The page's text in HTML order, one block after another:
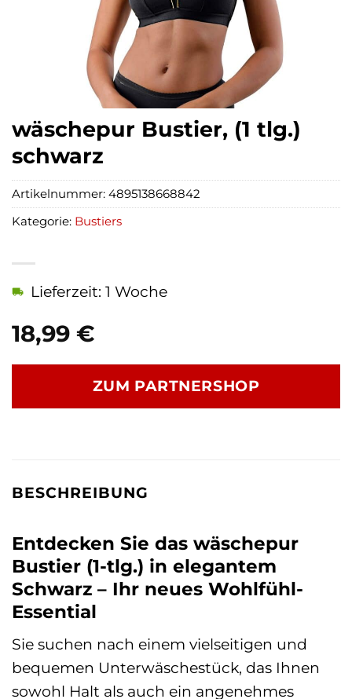
wäschepur Bustier, (1 tlg.)
schwarz
18,99 €
Lieferzeit: 1 Woche
ZUM PARTNERSHOP
Artikelnummer: 4895138668842
Kategorie: Bustiers
BESCHREIBUNG
Entdecken Sie das wäschepur
Bustier (1-tlg.) in elegantem
Schwarz – Ihr neues Wohlfühl-
Essential
Sie suchen nach einem vielseitigen und
bequemen Unterwäschestück, das Ihnen
sowohl Halt als auch ein angenehmes